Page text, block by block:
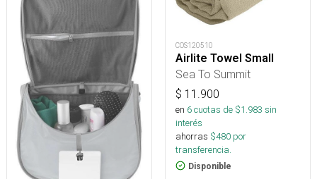
COS120510
Airlite Towel Small
Sea To Summit
$ 11.900
en 6cuotas de $1.983 sin
interés
ahorras $480 por
transferencia.
Disponible